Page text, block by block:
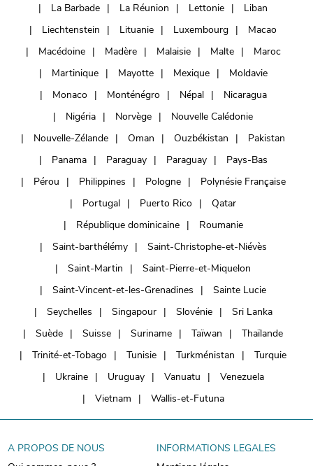
La Barbade
La Réunion Lettonie
Liban
Liechtenstein
Lituanie Luxembourg
Macao
Macédoine
Madère Malaisie Malte
Maroc
Martinique
Mayotte Mexique
Moldavie
Monaco
Monténégro Népal
Nicaragua
Nigéria
Norvège
Nouvelle Calédonie
Nouvelle-Zélande
Oman Ouzbékistan
Pakistan
Panama
Paraguay Paraguay
Pays-Bas
Pérou
Philippines Pologne
Polynésie Française
Portugal
Puerto Rico
Qatar
République dominicaine
Roumanie
Saint-barthélémy
Saint-Christophe-et-Niévès
Saint-Martin
Saint-Pierre-et-Miquelon
Saint-Vincent-et-les-Grenadines
Sainte Lucie
Seychelles
Singapour Slovénie
Sri Lanka
Suède
Suisse Suriname Taïwan
Thaïlande
Trinité-et-Tobago
Tunisie Turkménistan
Turquie
Ukraine
Uruguay Vanuatu
Venezuela
Vietnam
Wallis-et-Futuna
A PROPOS DE NOUS
INFORMATIONS LEGALES